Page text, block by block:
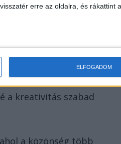
erre az oldalra, és rákattint
ELFOGADOM
A kétoldalas
kiváló megoldását
a kreativitás szabad
a közönség több